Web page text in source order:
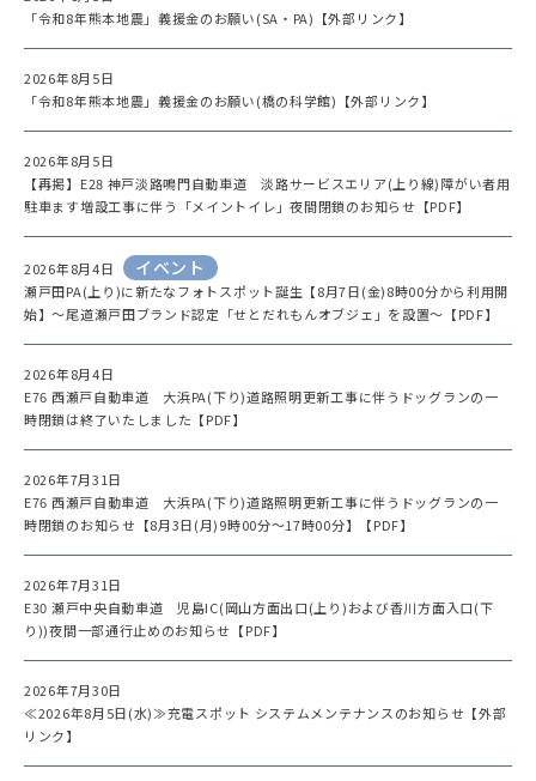
「令和8年熊本地震」義援金のお願い(SA・PA)【外部リンク】
2026年8月5日
「令和8年熊本地震」義援金のお願い(橋の科学館)【外部リンク】
2026年8月5日
【再掲】E28 神戸淡路鳴門自動車道 淡路サービスエリア(上り線)障がい者用
駐車ます増設工事に伴う「メイントイレ」夜間閉鎖のお知らせ【PDF】
2026年8月4日 イベント
瀬戸田PA(上り)に新たなフォトスポット誕生【8月7日(金)8時00分から利用開
始】～尾道瀬戸田ブランド認定「せとだれもんオブジェ」を設置～【PDF】
2026年8月4日
E76 西瀬戸自動車道 大浜PA(下り)道路照明更新工事に伴うドッグランの一
時閉鎖は終了いたしました【PDF】
2026年7月31日
E76 西瀬戸自動車道 大浜PA(下り)道路照明更新工事に伴うドッグランの一
時閉鎖のお知らせ【8月3日(月)9時00分～17時00分】【PDF】
2026年7月31日
E30 瀬戸中央自動車道 児島IC(岡山方面出口(上り)および香川方面入口(下
り))夜間一部通行止めのお知らせ【PDF】
2026年7月30日
≪2026年8月5日(水)≫充電スポット システムメンテナンスのお知らせ【外部
リンク】